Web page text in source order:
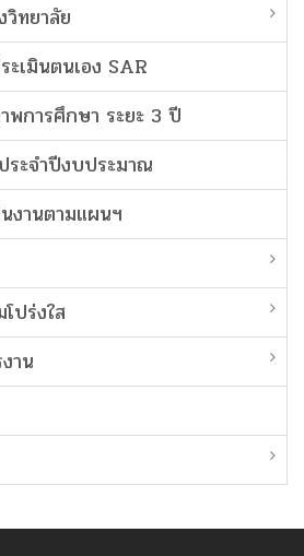
ทยาลัย
ะเมินตนเอง SAR
การศึกษา ระยะ 3 ปี
ะจำปีงบประมาณ
งานตามแผนฯ
ปร่งใส
าน